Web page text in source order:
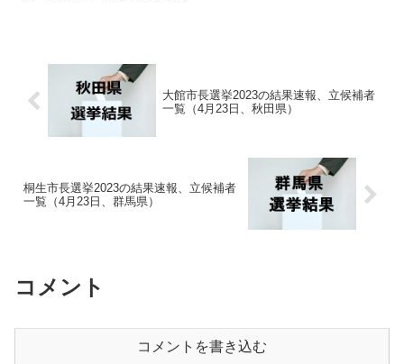
大館市長選挙2023の結果速報、立候補者
一覧（4月23日、秋田県）
桐生市長選挙2023の結果速報、立候補者
一覧（4月23日、群馬県）
コメント
コメントを書き込む